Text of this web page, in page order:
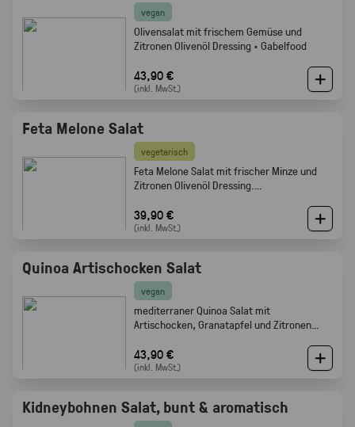
vegan
Olivensalat mit frischem Gemüse und
Zitronen Olivenöl Dressing · Gabelfood
43,90 €
(inkl. MwSt.)
Feta Melone Salat
vegetarisch
Feta Melone Salat mit frischer Minze und
Zitronen Olivenöl Dressing.
Beilage · Gabelfood
39,90 €
(inkl. MwSt.)
Quinoa Artischocken Salat
vegan
mediterraner Quinoa Salat mit
Artischocken, Granatapfel und Zitronen
Gabelfood
43,90 €
(inkl. MwSt.)
Kidneybohnen Salat, bunt & aromatisch